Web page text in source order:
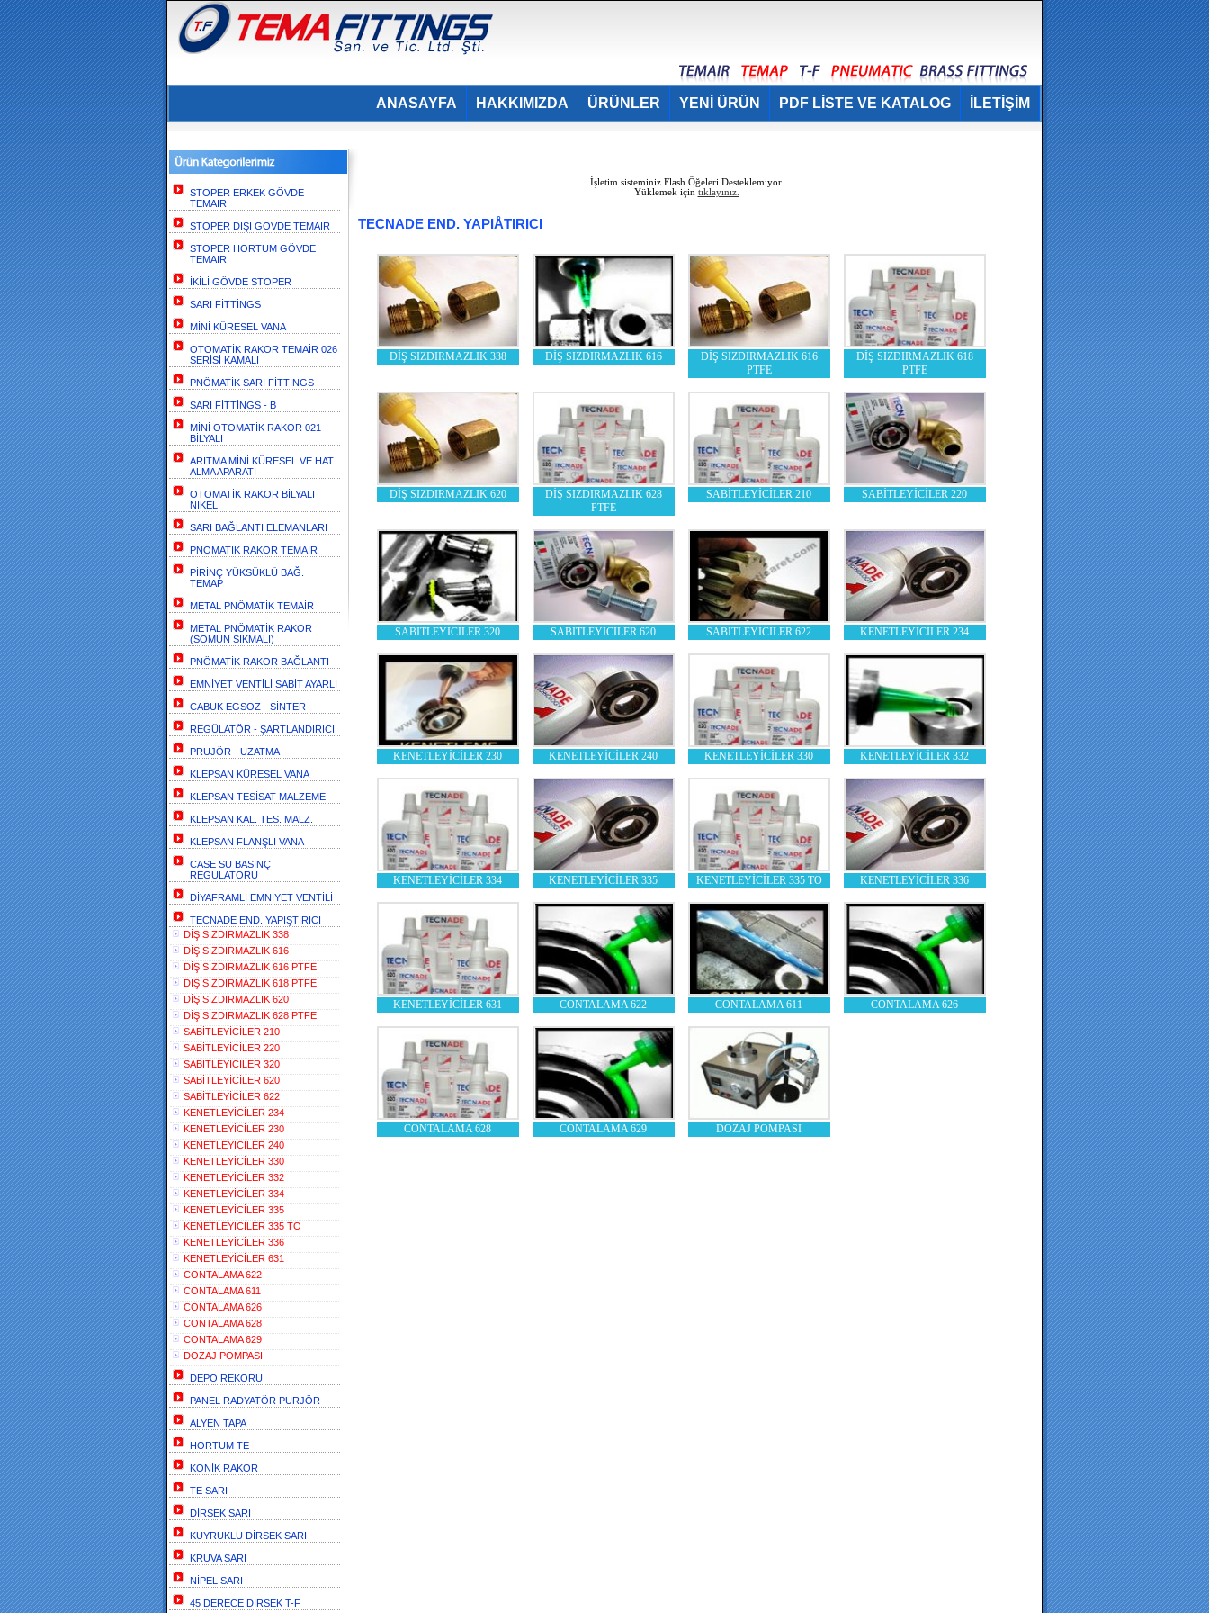
İLETİŞİM
PDF LİSTE VE KATALOG
YENİ ÜRÜN
ÜRÜNLER
HAKKIMIZDA
ANASAYFA
STOPER ERKEK GÖVDE
TEMAIR
STOPER DİŞİ GÖVDE TEMAIR
STOPER HORTUM GÖVDE
TEMAIR
İKİLİ GÖVDE STOPER
SARI FİTTİNGS
MİNİ KÜRESEL VANA
OTOMATİK RAKOR TEMAİR 026
SERİSİ KAMALI
PNÖMATİK SARI FİTTİNGS
SARI FİTTİNGS - B
MİNİ OTOMATİK RAKOR 021
BİLYALI
ARITMA MİNİ KÜRESEL VE HAT
ALMA APARATI
OTOMATİK RAKOR BİLYALI
NİKEL
SARI BAĞLANTI ELEMANLARI
PNÖMATİK RAKOR TEMAİR
PİRİNÇ YÜKSÜKLÜ BAĞ.
TEMAP
METAL PNÖMATİK TEMAİR
METAL PNÖMATİK RAKOR
(SOMUN SIKMALI)
PNÖMATİK RAKOR BAĞLANTI
EMNİYET VENTİLİ SABİT AYARLI
CABUK EGSOZ - SİNTER
REGÜLATÖR - ŞARTLANDIRICI
PRUJÖR - UZATMA
KLEPSAN KÜRESEL VANA
KLEPSAN TESİSAT MALZEME
KLEPSAN KAL. TES. MALZ.
KLEPSAN FLANŞLI VANA
CASE SU BASINÇ
REGÜLATÖRÜ
DİYAFRAMLI EMNİYET VENTİLİ
TECNADE END. YAPIŞTIRICI
DİŞ SIZDIRMAZLIK 338
DİŞ SIZDIRMAZLIK 616
DİŞ SIZDIRMAZLIK 616 PTFE
DİŞ SIZDIRMAZLIK 618 PTFE
DİŞ SIZDIRMAZLIK 620
DİŞ SIZDIRMAZLIK 628 PTFE
SABİTLEYİCİLER 210
SABİTLEYİCİLER 220
SABİTLEYİCİLER 320
SABİTLEYİCİLER 620
SABİTLEYİCİLER 622
KENETLEYİCİLER 234
KENETLEYİCİLER 230
KENETLEYİCİLER 240
KENETLEYİCİLER 330
KENETLEYİCİLER 332
KENETLEYİCİLER 334
KENETLEYİCİLER 335
KENETLEYİCİLER 335 TO
KENETLEYİCİLER 336
KENETLEYİCİLER 631
CONTALAMA 622
CONTALAMA 611
CONTALAMA 626
CONTALAMA 628
CONTALAMA 629
DOZAJ POMPASI
DEPO REKORU
PANEL RADYATÖR PURJÖR
ALYEN TAPA
HORTUM TE
KONİK RAKOR
TE SARI
DİRSEK SARI
KUYRUKLU DİRSEK SARI
KRUVA SARI
NİPEL SARI
45 DERECE DİRSEK T-F
İşletim sisteminiz Flash Öğeleri Desteklemiyor.
Yüklemek için tıklayınız.
TECNADE END. YAPIÅTIRICI
DİŞ SIZDIRMAZLIK 338 DİŞ SIZDIRMAZLIK 616
DİŞ SIZDIRMAZLIK 616
PTFE
DİŞ SIZDIRMAZLIK 618
PTFE
DİŞ SIZDIRMAZLIK 620
DİŞ SIZDIRMAZLIK 628
PTFE
SABİTLEYİCİLER 210 SABİTLEYİCİLER 220
SABİTLEYİCİLER 320 SABİTLEYİCİLER 620 SABİTLEYİCİLER 622 KENETLEYİCİLER 234
KENETLEYİCİLER 230 KENETLEYİCİLER 240 KENETLEYİCİLER 330 KENETLEYİCİLER 332
KENETLEYİCİLER 334 KENETLEYİCİLER 335 KENETLEYİCİLER 335 TO KENETLEYİCİLER 336
KENETLEYİCİLER 631 CONTALAMA 622 CONTALAMA 611 CONTALAMA 626
CONTALAMA 628 CONTALAMA 629 DOZAJ POMPASI